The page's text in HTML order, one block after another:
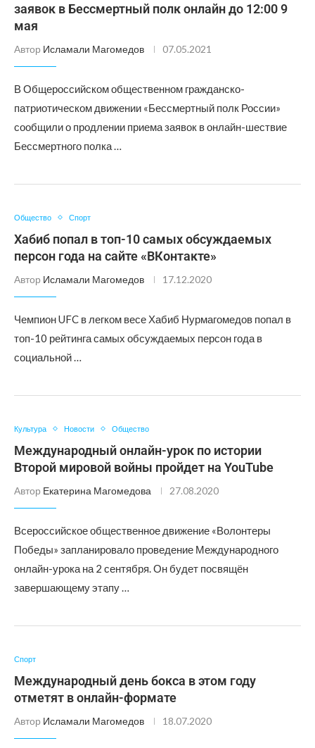
заявок в Бессмертный полк онлайн до 12:00 9
мая
Автор Исламали Магомедов 07.05.2021
В Общероссийском общественном гражданско-
патриотическом движении «Бессмертный полк России»
сообщили о продлении приема заявок в онлайн-шествие
Бессмертного полка …
Общество Спорт
Хабиб попал в топ-10 самых обсуждаемых
персон года на сайте «ВКонтакте»
Автор Исламали Магомедов 17.12.2020
Чемпион UFC в легком весе Хабиб Нурмагомедов попал в
топ-10 рейтинга самых обсуждаемых персон года в
социальной …
Культура Новости Общество
Международный онлайн-урок по истории
Второй мировой войны пройдет на YouTube
Автор Екатерина Магомедова 27.08.2020
Всероссийское общественное движение «Волонтеры
Победы» запланировало проведение Международного
онлайн-урока на 2 сентября. Он будет посвящён
завершающему этапу …
Спорт
Международный день бокса в этом году
отметят в онлайн-формате
Автор Исламали Магомедов 18.07.2020